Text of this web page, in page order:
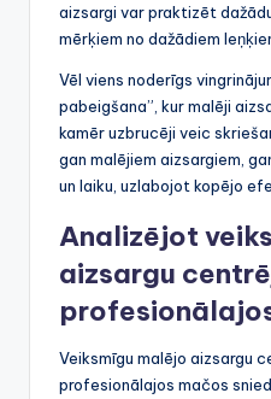
aizsargi var praktizēt
mērķiem no dažādiem
Vēl viens noderīgs
pabeigšana”, kur malēji
kamēr uzbrucēji veic
gan malējiem aizsargiem,
un laiku, uzlabojot kopējo
Analizējot
aizsargu
Veiksmīgu malējo aizsargu
profesionālajos mačos